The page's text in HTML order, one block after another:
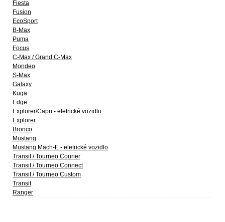
Fiesta
Fusion
EcoSport
B-Max
Puma
Focus
C-Max / Grand C-Max
Mondeo
S-Max
Galaxy
Kuga
Edge
Explorer/Capri - eletrické vozidlo
Explorer
Bronco
Mustang
Mustang Mach-E - eletrické vozidlo
Transit / Tourneo Courier
Transit / Tourneo Connect
Transit / Tourneo Custom
Transit
Ranger